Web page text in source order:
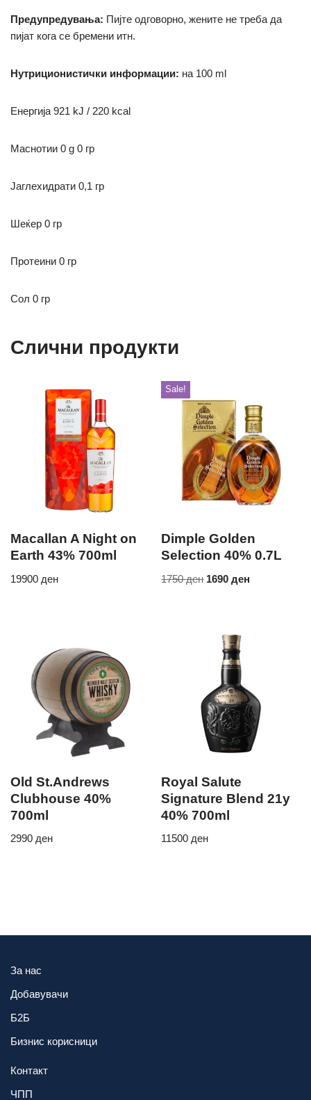
Предупредувања: Пијте одговорно, жените не треба да
пијат кога се бремени итн.
Нутриционистички информации: на 100 ml
Енергија 921 kJ / 220 kcal
Маснотии 0 g 0 гр
Јаглехидрати 0,1 гр
Шеќер 0 гр
Протеини 0 гр
Сол 0 гр
Слични продукти
Macallan A Night on
Earth 43% 700ml
19900 ден
Sale!
Dimple Golden
Selection 40% 0.7L
1750ден 1690ден
Old St.Andrews
Clubhouse 40%
700ml
2990 ден
Royal Salute
Signature Blend 21y
40% 700ml
11500 ден
За нас
Добавувачи
Б2Б
Бизнис корисници
Контакт
ЧПП